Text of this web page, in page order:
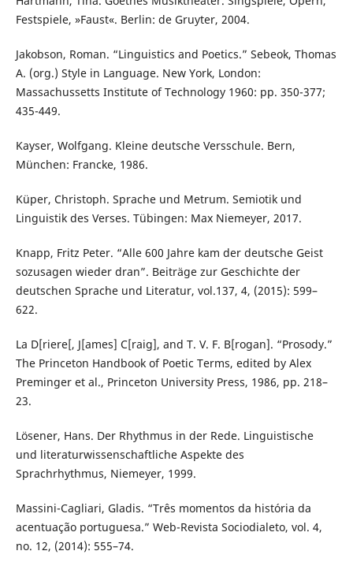
Festspiele, »Faust«. Berlin: de Gruyter, 2004.
Jakobson, Roman. “Linguistics and Poetics.” Sebeok, Thomas
A. (org.) Style in Language. New York, London:
Massachussetts Institute of Technology 1960: pp. 350-377;
435-449.
Kayser, Wolfgang. Kleine deutsche Versschule. Bern,
München: Francke, 1986.
Küper, Christoph. Sprache und Metrum. Semiotik und
Linguistik des Verses. Tübingen: Max Niemeyer, 2017.
Knapp, Fritz Peter. “Alle 600 Jahre kam der deutsche Geist
sozusagen wieder dran”. Beiträge zur Geschichte der
deutschen Sprache und Literatur, vol.137, 4, (2015): 599–
622.
La D[riere[, J[ames] C[raig], and T. V. F. B[rogan]. “Prosody.”
The Princeton Handbook of Poetic Terms, edited by Alex
Preminger et al., Princeton University Press, 1986, pp. 218–
23.
Lösener, Hans. Der Rhythmus in der Rede. Linguistische
und literaturwissenschaftliche Aspekte des
Sprachrhythmus, Niemeyer, 1999.
Massini-Cagliari, Gladis. “Três momentos da história da
acentuação portuguesa.” Web-Revista Sociodialeto, vol. 4,
no. 12, (2014): 555–74.